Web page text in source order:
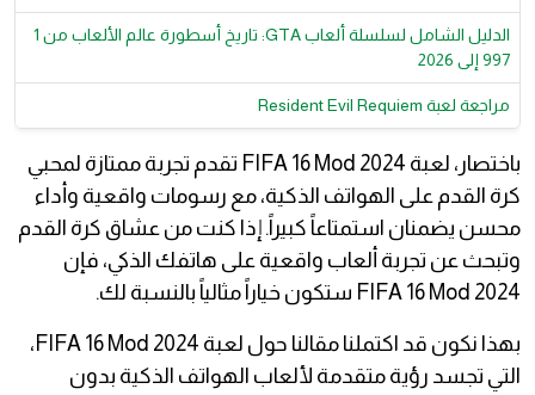
الدليل الشامل لسلسلة ألعاب GTA: تاريخ أسطورة عالم الألعاب من 1
997 إلى 2026
مراجعة لعبة Resident Evil Requiem
باختصار، لعبة FIFA 16 Mod 2024 تقدم تجربة ممتازة لمحبي
كرة القدم على الهواتف الذكية، مع رسومات واقعية وأداء
محسن يضمنان استمتاعاً كبيراً. إذا كنت من عشاق كرة القدم
وتبحث عن تجربة ألعاب واقعية على هاتفك الذكي، فإن
FIFA 16 Mod 2024 ستكون خياراً مثالياً بالنسبة لك.
بهذا نكون قد اكتملنا مقالنا حول لعبة FIFA 16 Mod 2024،
التي تجسد رؤية متقدمة لألعاب الهواتف الذكية بدون